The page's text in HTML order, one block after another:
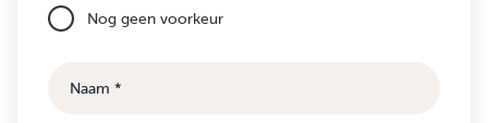
Nog geen voorkeur